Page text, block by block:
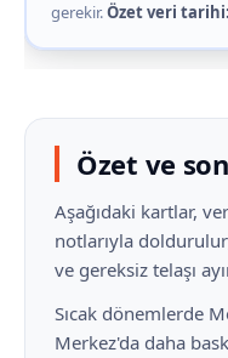
gerekir.Özet veri tarihi:
Özet ve
Aşağıdaki kartlar,
notlarıyla
ve gereksiz telaşı
Sıcak dönemlerde
Merkez'da daha